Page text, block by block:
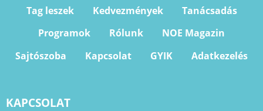
Tag leszek Kedvezmények
Tanácsadás
Programok
Rólunk
NOE Magazin
Sajtószoba
Kapcsolat GYIK Adatkezelés
KAPCSOLAT